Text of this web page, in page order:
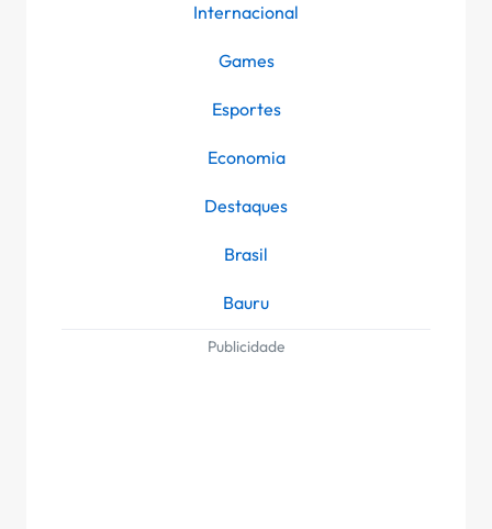
Internacional
Games
Esportes
Economia
Destaques
Brasil
Bauru
Publicidade